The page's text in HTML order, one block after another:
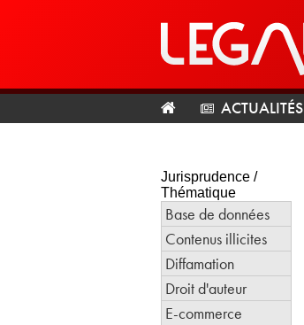
ACTUALITÉS
Jurisprudence /
Thématique
Base de données
Contenus illicites
Diffamation
Droit d'auteur
E-commerce